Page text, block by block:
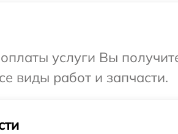
услуги Вы
виды работ и запчасти.